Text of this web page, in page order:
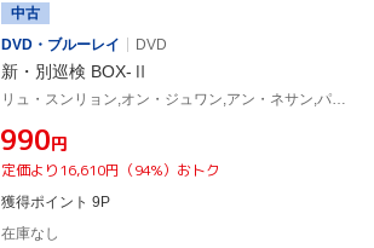
中古
DVD・ブルーレイ
DVD
新・別巡検 BOX-Ⅱ
リュ・スンリョン,オン・ジュワン,アン・ネサン,パク・ヒョジュ
¥990円
定価より16,610円（94%）おトク
獲得ポイント 9P
在庫なし